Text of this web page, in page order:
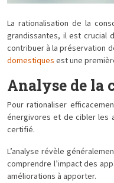
La rationalisation de la
grandissantes, il est crucial
contribuer à la préservation
domestiques est une
Analyse de la
Pour rationaliser
énergivores et de cibler les
certifié.
L’analyse révèle
comprendre l’impact des
améliorations à apporter.